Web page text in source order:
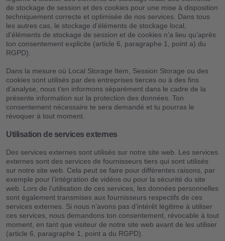
de stockage de session et des cookies pour une mise à disposition
techniquement correcte et optimisée de nos services. Dans tous
les autres cas, le stockage d’éléments de stockage local,
d’éléments de stockage de session et de cookies n’a lieu qu’après
ton consentement explicite (article 6, paragraphe 1, point a) du
RGPD).
Dans la mesure où Local Storage Item, Session Storage ou des
cookies sont utilisés par des entreprises tierces ou à des fins
d’analyse, nous t’en informons séparément dans le cadre de la
présente information sur la protection des données. Ton
consentement nécessaire te sera demandé et tu pourras le
révoquer à tout moment.
Utilisation de services externes
Des services externes sont utilisés sur notre site web. Les services
externes sont des services de fournisseurs tiers qui sont utilisés
sur notre site web. Cela peut se faire pour différentes raisons, par
exemple pour l’intégration de vidéos ou pour la sécurité du site
web. Lors de l’utilisation de ces services, les données personnelles
sont également transmises aux fournisseurs respectifs de ces
services externes. Si nous n’avons pas d’intérêt légitime à utiliser
ces services, nous demandons ton consentement, révocable à tout
moment, en tant que visiteur de notre site web avant de les utiliser
(article 6, paragraphe 1, point a du RGPD).